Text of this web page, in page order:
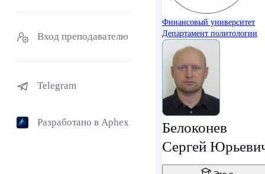
Вход преподавателю
Telegram
Разработано в Aphex
Финансовый университет
Департамент политологии
Белоконев
Сергей